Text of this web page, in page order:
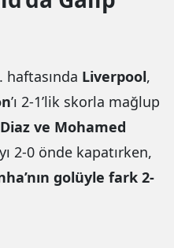
haftasında Liverpool,
’ı 2-1’lik skorla mağlup
ve Mohamed
2-0 önde kapatırken,
golüyle fark 2-